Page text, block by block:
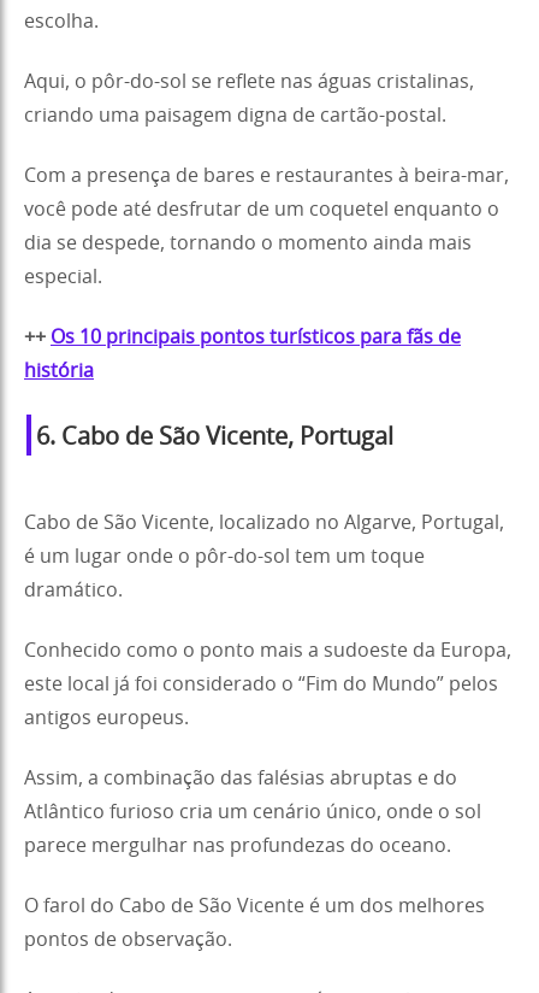
escolha.
Aqui, o pôr-do-sol se reflete nas águas cristalinas,
criando uma paisagem digna de cartão-postal.
Com a presença de bares e restaurantes à beira-mar,
você pode até desfrutar de um coquetel enquanto o
dia se despede, tornando o momento ainda mais
especial.
++ Os 10 principais pontos turísticos para fãs de
história
6. Cabo de São Vicente, Portugal
Cabo de São Vicente, localizado no Algarve, Portugal,
é um lugar onde o pôr-do-sol tem um toque
dramático.
Conhecido como o ponto mais a sudoeste da Europa,
este local já foi considerado o “Fim do Mundo” pelos
antigos europeus.
Assim, a combinação das falésias abruptas e do
Atlântico furioso cria um cenário único, onde o sol
parece mergulhar nas profundezas do oceano.
O farol do Cabo de São Vicente é um dos melhores
pontos de observação.